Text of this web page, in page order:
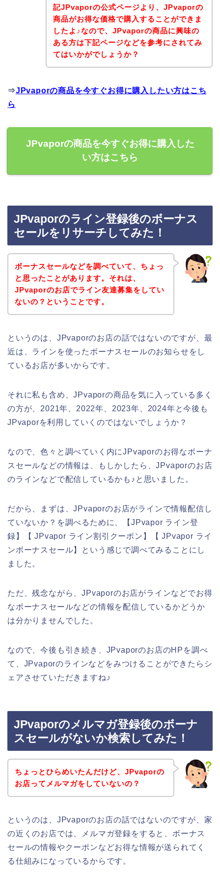
記JPvaporの公式ページより、JPvaporの
商品がお得な価格で購入することができま
したよ♪なので、JPvaporの商品に興味の
ある方は下記ページなどを参考にされてみ
てはいかがでしょうか？
⇒JPvaporの商品を今すぐお得に購入したい方はこち
ら
JPvaporの商品を今すぐお得に購入した
い方はこちら
JPvaporのライン登録後のボーナス
セールをリサーチしてみた！
ボーナスセールなどを調べていて、ちょっ
と思ったことがあります。それは、
JPvaporのお店でライン友達募集をしてい
ないの？ということです。
というのは、JPvaporのお店の話ではないのですが、最
近は、ラインを使ったボーナスセールのお知らせをし
ているお店が多いからです。
それに私も含め、JPvaporの商品を気に入っている多く
の方が、2021年、2022年、2023年、2024年と今後も
JPvaporを利用していくのではないでしょうか？
なので、色々と調べていく内にJPvaporのお得なボーナ
スセールなどの情報は、もしかしたら、JPvaporのお店
のラインなどで配信しているかも♪と思いました。
だから、まずは、JPvaporのお店がラインで情報配信し
ていないか？を調べるために、【JPvapor ライン登
録】【 JPvapor ライン割引クーポン】【 JPvapor ライ
ンボーナスセール】という感じで調べてみることにし
ました。
ただ、残念ながら、JPvaporのお店がラインなどでお得
なボーナスセールなどの情報を配信しているかどうか
は分かりませんでした。
なので、今後も引き続き、JPvaporのお店のHPを調べ
て、JPvaporのラインなどをみつけることができたらシ
ェアさせていただきますね♪
JPvaporのメルマガ登録後のボーナ
スセールがないか検索してみた！
ちょっとひらめいたんだけど、JPvaporの
お店ってメルマガをしていないの？
というのは、JPvaporのお店の話ではないのですが、家
の近くのお店では、メルマガ登録をすると、ボーナス
セールの情報やクーポンなどお得な情報が送られてく
る仕組みになっているからです。